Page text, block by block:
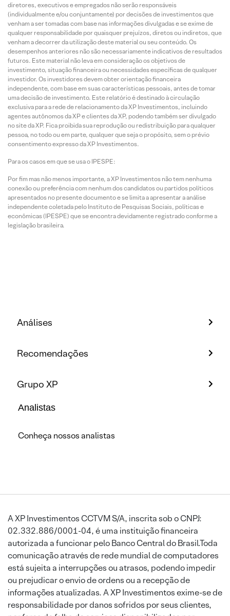
diretores, executivos e empregados não serão responsáveis
(individualmente e/ou conjuntamente) por decisões de investimentos que
venham a ser tomadas com base nas informações divulgadas e se exime de
qualquer responsabilidade por quaisquer prejuízos, diretos ou indiretos, que
venham a decorrer da utilização deste material ou seu conteúdo. Os
desempenhos anteriores não são necessariamente indicativos de resultados
futuros. Este material não leva em consideração os objetivos de
investimento, situação financeira ou necessidades específicas de qualquer
investidor. Os investidores devem obter orientação financeira
independente, com base em suas características pessoais, antes de tomar
uma decisão de investimento. Este relatório é destinado à circulação
exclusiva para a rede de relacionamento da XP Investimentos, incluindo
agentes autônomos da XP e clientes da XP, podendo também ser divulgado
no site da XP. Fica proibida sua reprodução ou redistribuição para qualquer
pessoa, no todo ou em parte, qualquer que seja o propósito, sem o prévio
consentimento expresso da XP Investimentos.
Para os casos em que se usa o IPESPE:
Por fim mas não menos importante, a XP Investimentos não tem nenhuma
conexão ou preferência com nenhum dos candidatos ou partidos políticos
apresentados no presente documento e se limita a apresentar a análise
independente coletada pelo Instituto de Pesquisas Sociais, políticas e
econômicas (IPESPE) que se encontra devidamente registrado conforme a
legislação brasileira.
Análises
Recomendações
Grupo XP
Analistas
Conheça nossos analistas
A XP Investimentos CCTVM S/A, inscrita sob o CNPJ:
02.332.886/0001-04, é uma instituição financeira
autorizada a funcionar pelo Banco Central do Brasil.Toda
comunicação através de rede mundial de computadores
está sujeita a interrupções ou atrasos, podendo impedir
ou prejudicar o envio de ordens ou a recepção de
informações atualizadas. A XP Investimentos exime-se de
responsabilidade por danos sofridos por seus clientes,